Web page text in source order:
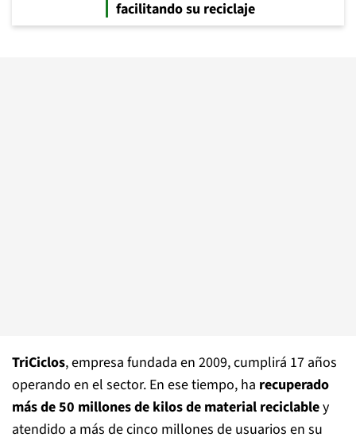
facilitando su reciclaje
TriCiclos, empresa fundada en 2009, cumplirá 17 años
operando en el sector. En ese tiempo, ha recuperado
más de 50 millones de kilos de material reciclabley
atendido a más de cinco millones de usuarios en su